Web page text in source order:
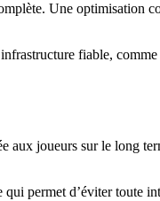
Une optimisation
fiable,
aux joueurs sur le long
permet d’éviter toute